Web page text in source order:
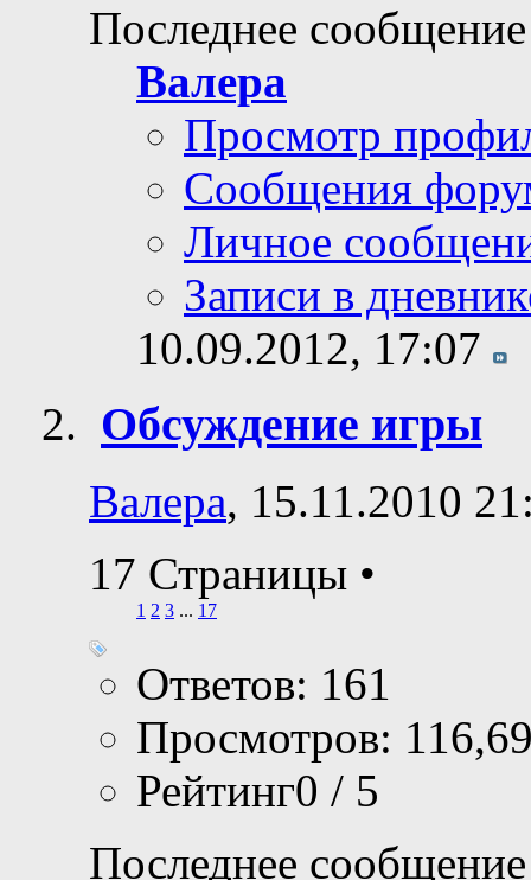
Последнее
Валера
Просмотр
Сообщения
Личное
Записи в
10.09.2012, 17:07
Обсуждение игры
Валера, 15.11.2010
17 Страницы •
1 2 3 ... 17
Ответов: 161
Просмотров:
Рейтинг0 / 5
Последнее